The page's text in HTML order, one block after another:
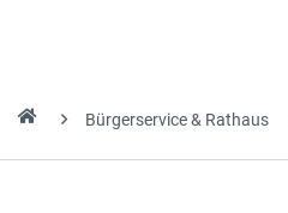
Bürgerservice & Rathaus